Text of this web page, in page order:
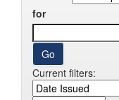
for
Current filters: